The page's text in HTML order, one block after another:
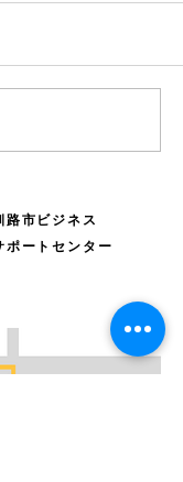
ークにつ
に掲載され
路市ビジネス
ポートセンター